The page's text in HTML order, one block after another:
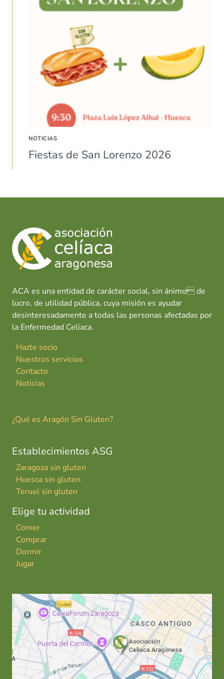
NOTICIAS
Fiestas de San Lorenzo 2026
ACA es una entidad de carácter social, sin ánimo de
lucro, de utilidad pública, cuya misión es ayudar
desinteresadamente a todas las personas afectadas por
la Enfermedad Celiaca.
Hazte socio
Nuestros servicios
Contacto
Noticias
¿Qué es Aragón Sin Gluten?
Establecimientos ASG
Zaragoza sin gluten
Huesca sin gluten
Teruel sin gluten
Elige tu actividad
Comer
Comprar
Dormir
Jugar